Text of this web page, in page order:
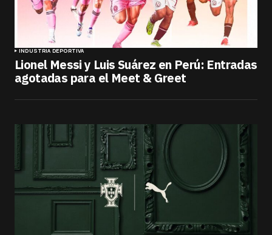
INDUSTRIA DEPORTIVA
Lionel Messi y Luis Suárez en Perú: Entradas
agotadas para el Meet & Greet